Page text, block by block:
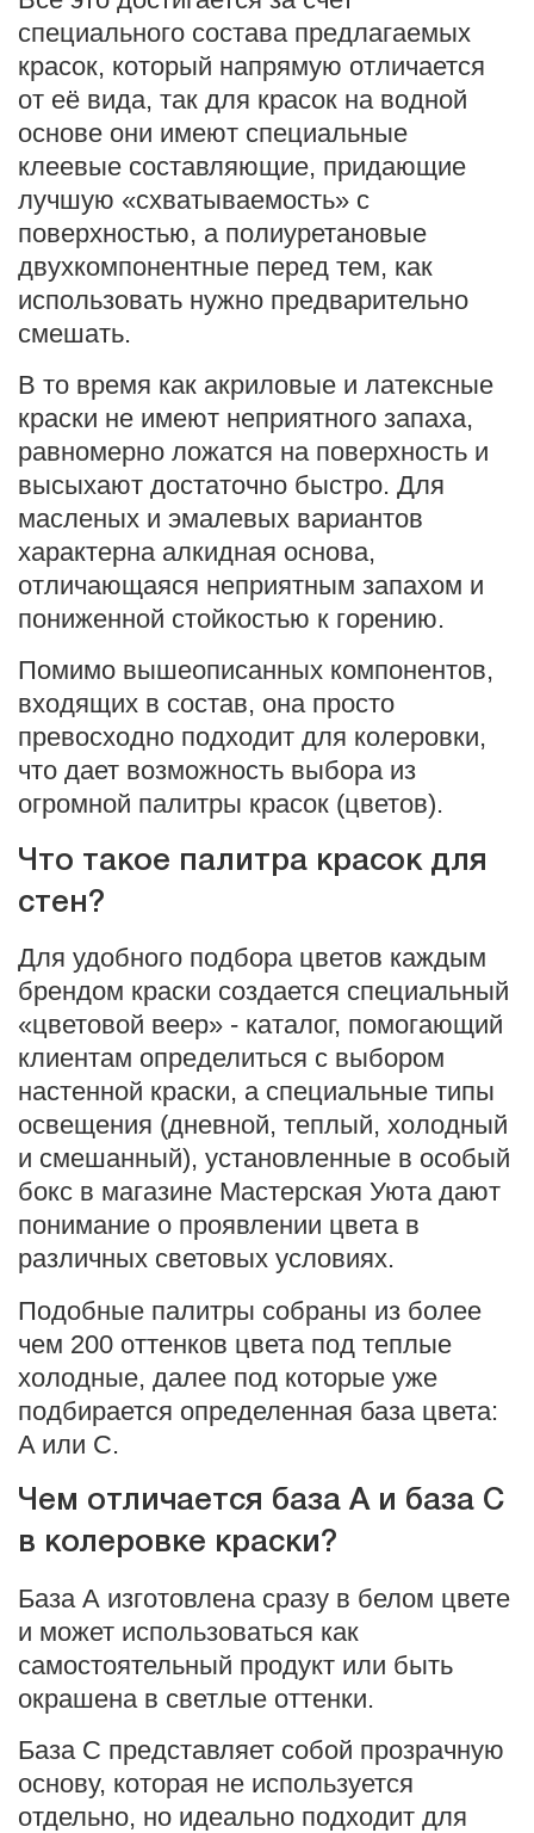
специального состава предлагаемых
красок, который напрямую отличается
от её вида, так для красок на водной
основе они имеют специальные
клеевые составляющие, придающие
лучшую «схватываемость» с
поверхностью, а полиуретановые
двухкомпонентные перед тем, как
использовать нужно предварительно
смешать.
В то время как акриловые и латексные
краски не имеют неприятного запаха,
равномерно ложатся на поверхность и
высыхают достаточно быстро. Для
масленых и эмалевых вариантов
характерна алкидная основа,
отличающаяся неприятным запахом и
пониженной стойкостью к горению.
Помимо вышеописанных компонентов,
входящих в состав, она просто
превосходно подходит для колеровки,
что дает возможность выбора из
огромной палитры красок (цветов).
Что такое палитра красок для
стен?
Для удобного подбора цветов каждым
брендом краски создается специальный
«цветовой веер» - каталог, помогающий
клиентам определиться с выбором
настенной краски, а специальные типы
освещения (дневной, теплый, холодный
и смешанный), установленные в особый
бокс в магазине Мастерская Уюта дают
понимание о проявлении цвета в
различных световых условиях.
Подобные палитры собраны из более
чем 200 оттенков цвета под теплые
холодные, далее под которые уже
подбирается определенная база цвета:
A или C.
Чем отличается база А и база С
в колеровке краски?
База А изготовлена сразу в белом цвете
и может использоваться как
самостоятельный продукт или быть
окрашена в светлые оттенки.
База С представляет собой прозрачную
основу, которая не используется
отдельно, но идеально подходит для